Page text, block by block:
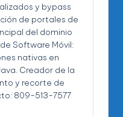
y bypass
de portales de
del dominio
Software Móvil:
nativas en
Creador de la
y recorte de
809-513-7577